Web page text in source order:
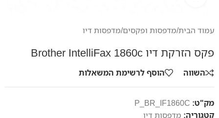
עמוד הבית/מדפסות ופקסים/מדפסות דיו
פקס הזרקת דיו Brother IntelliFax 1860c
השווה הוסף לרשימת המשאלות
מק"ט: P_BR_IF1860C
קטגוריה: מדפסות דיו